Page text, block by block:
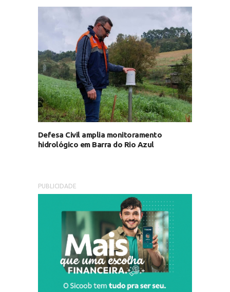
Defesa Civil amplia monitoramento
hidrológico em Barra do Rio Azul
PUBLICIDADE